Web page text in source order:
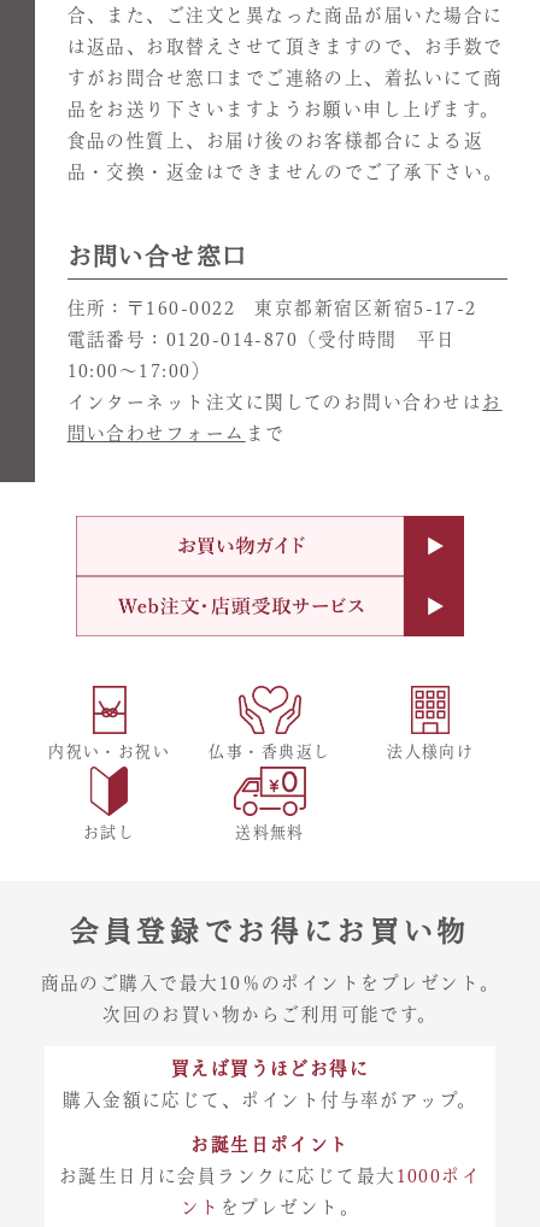
合、また、ご注文と異なった商品が届いた場合に
は返品、お取替えさせて頂きますので、お手数で
すがお問合せ窓口までご連絡の上、着払いにて商
品をお送り下さいますようお願い申し上げます。
食品の性質上、お届け後のお客様都合による返
品・交換・返金はできませんのでご了承下さい。
お問い合せ窓口
住所：〒160-0022 東京都新宿区新宿5-17-2
電話番号：0120-014-870（受付時間 平日
10:00～17:00）
インターネット注文に関してのお問い合わせは お
問い合わせフォーム まで
内祝い・お祝い 仏事・香典返し 法人様向け
お試し 送料無料
会員登録でお得にお買い物
商品のご購入で最大10％のポイントをプレゼント。
次回のお買い物からご利用可能です。
買えば買うほどお得に
購入金額に応じて、ポイント付与率がアップ。
お誕生日ポイント
お誕生日月に会員ランクに応じて最大 1000ポイ
ント をプレゼント。